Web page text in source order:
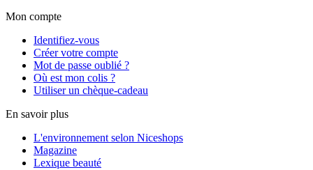
Mon compte
Identifiez-vous
Créer votre compte
Mot de passe oublié ?
Où est mon colis ?
Utiliser un chèque-cadeau
En savoir plus
L'environnement selon Niceshops
Magazine
Lexique beauté